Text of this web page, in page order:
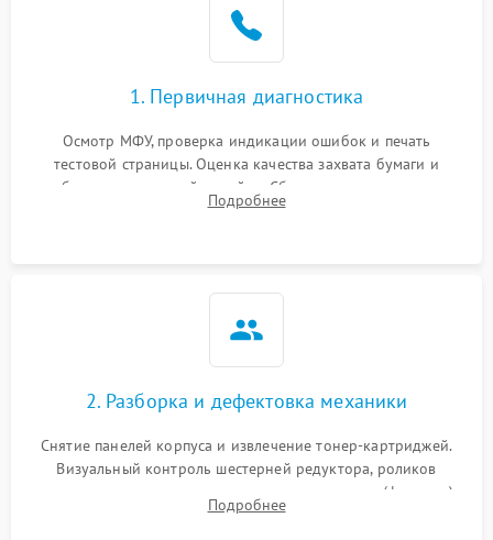
1. Первичная диагностика
Осмотр МФУ, проверка индикации ошибок и печать
тестовой страницы. Оценка качества захвата бумаги и
работы сканирующей линейки. Сбор данных о замятиях,
дефектах изображения или посторонних шумах при работе.
Подробнее
2. Разборка и дефектовка механики
Снятие панелей корпуса и извлечение тонер-картриджей.
Визуальный контроль шестерней редуктора, роликов
захвата, термопленки и прижимного вала в печи (фьюзере).
Проверка оптики сканера на загрязнения.
Подробнее